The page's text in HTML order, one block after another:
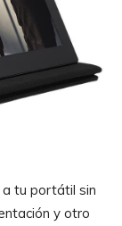
tu portátil sin
y otro